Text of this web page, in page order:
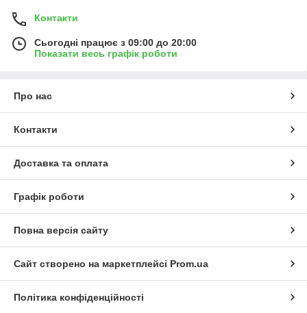
Контакти
Сьогодні працює з 09:00 до 20:00
Показати весь графік роботи
Про нас
Контакти
Доставка та оплата
Графік роботи
Повна версія сайту
Сайт створено на маркетплейсі Prom.ua
Політика конфіденційності